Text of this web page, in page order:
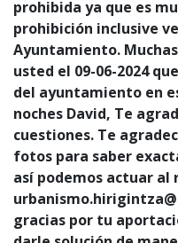
prohibida ya que es
prohibición inclusive
Ayuntamiento.
usted el 09-06-2024
del ayuntamiento en
noches David, Te
cuestiones. Te
fotos para saber
así podemos actuar al
gracias por tu